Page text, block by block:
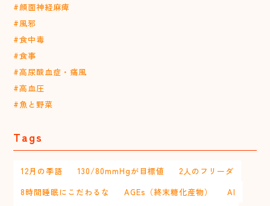
#顔面神経麻痺
#風邪
#食中毒
#食事
#高尿酸血症・痛風
#高血圧
#魚と野菜
Tags
12月の季語 130/80mmHgが目標値
2人のフリーダ
8時間睡眠にこだわるな
AGEs（終末糖化産物）
AI